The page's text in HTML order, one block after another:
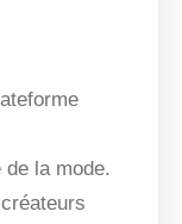
la mode.